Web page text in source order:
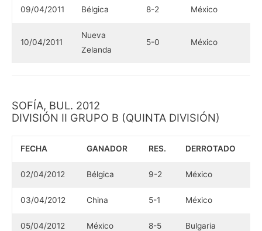
09/04/2011 Bélgica 8-2 México
10/04/2011
Nueva
Zelanda
5-0 México
SOFÍA, BUL. 2012
DIVISIÓN II GRUPO B (QUINTA DIVISIÓN)
FECHA GANADOR RES. DERROTADO
02/04/2012 Bélgica 9-2 México
03/04/2012 China 5-1 México
05/04/2012 México 8-5 Bulgaria